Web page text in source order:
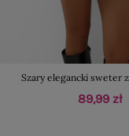
Szary elegancki sweter
89,99 zł